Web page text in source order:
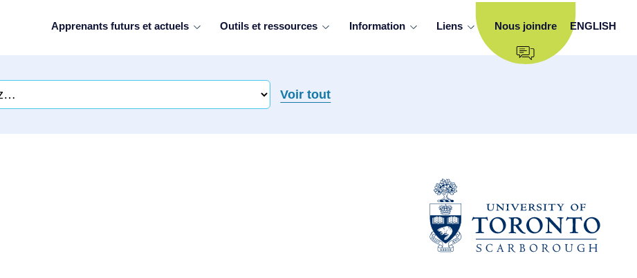
Apprenants futurs et actuels Outils et ressources Information Liens Nous joindre ENGLISH
Voir tout